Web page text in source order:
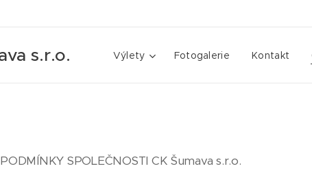
s.r.o. Výlety Fotogalerie Kontakt
SPOLEČNOSTI CK Šumava s.r.o.